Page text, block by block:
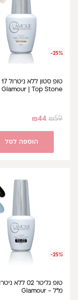
-25%
Glamour | Top Stone
₪59
₪44
הוספה לסל
-25%
מ"ל - Glamour